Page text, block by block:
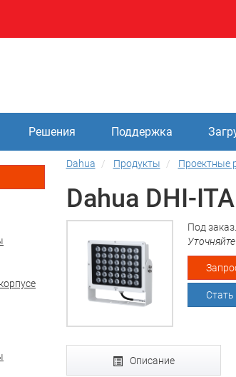
Решения Поддержка
Dahua Продукты Проектные
Dahua DHI-
Под заказ.
Описание